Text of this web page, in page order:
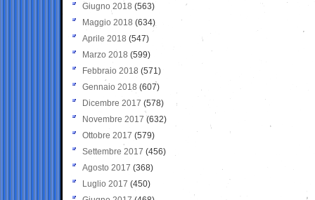
Giugno 2018 (563)
Maggio 2018 (634)
Aprile 2018 (547)
Marzo 2018 (599)
Febbraio 2018 (571)
Gennaio 2018 (607)
Dicembre 2017 (578)
Novembre 2017 (632)
Ottobre 2017 (579)
Settembre 2017 (456)
Agosto 2017 (368)
Luglio 2017 (450)